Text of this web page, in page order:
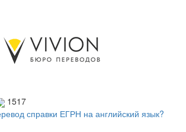
1517
справки ЕГРН на английский язык?